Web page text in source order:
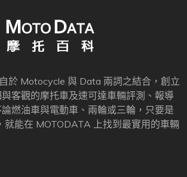
於 Motocycle 與 Data 兩詞之結合，創立
客觀的摩托車及速可達車輛評測、報導
燃油車與電動車、兩輪或三輪，只要是
就能在 MOTODATA 上找到最實用的車輛